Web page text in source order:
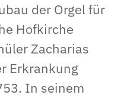
der Orgel für
Hofkirche
Zacharias
Erkrankung
In seinem